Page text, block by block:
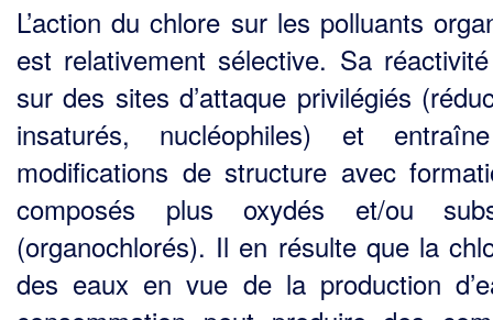
L’action du chlore sur les polluants
est relativement sélective. Sa
sur des sites d’attaque privilégiés
insaturés, nucléophiles) et
modifications de structure avec
composés plus oxydés et/ou
(organochlorés). Il en résulte que la
des eaux en vue de la production